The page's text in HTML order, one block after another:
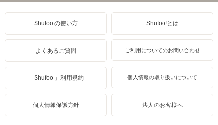
Shufoo!の使い方 Shufoo!とは
よくあるご質問 ご利用についてのお問い合わせ
「Shufoo!」利用規約 個人情報の取り扱いについて
個人情報保護方針 法人のお客様へ